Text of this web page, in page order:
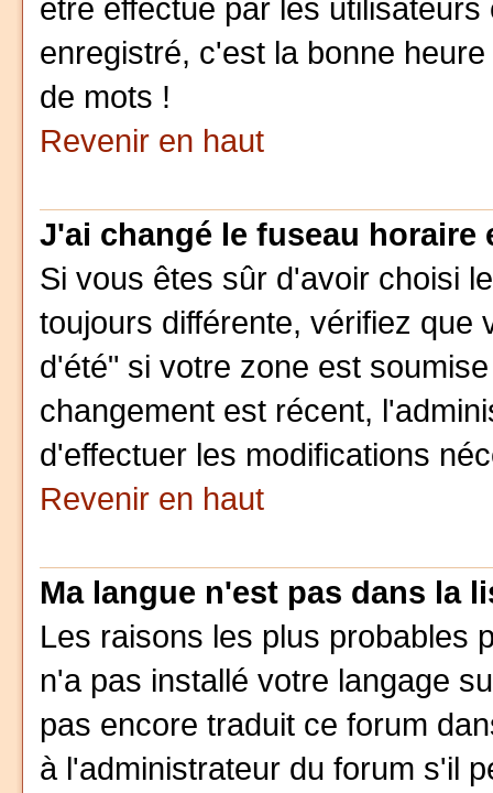
être effectué par les
enregistré, c'est la bonne
de mots !
Revenir en haut
J'ai changé le fuseau
Si vous êtes sûr d'avoir choisi
toujours différente, vérifiez que
d'été" si votre zone est
changement est récent,
d'effectuer les modifications
Revenir en haut
Ma langue n'est pas dans la
Les raisons les plus probables
n'a pas installé votre langage
pas encore traduit ce forum
à l'administrateur du forum s'il